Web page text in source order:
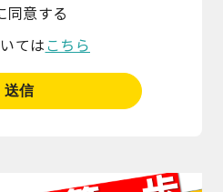
同意する
ては こちら